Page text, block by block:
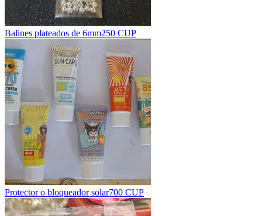
Balines plateados de 6mm250 CUP
Protector o bloqueador solar700 CUP